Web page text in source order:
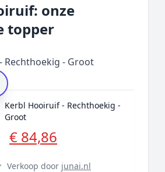
topper
onze
topper
Rechthoekig - Groot
Kerbl Hooiruif - Rechthoekig -
Groot
€ 84,86
Verkoop door junai.nl